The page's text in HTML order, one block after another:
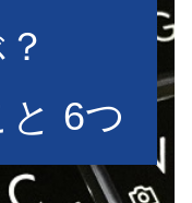
6つ